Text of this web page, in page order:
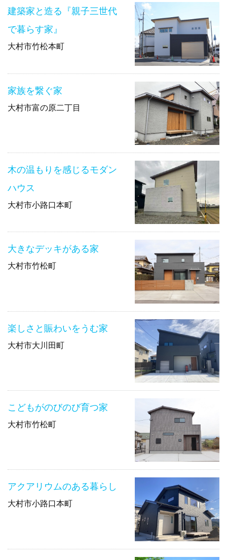
建築家と造る『親子三世代
で暮らす家』
大村市竹松本町
家族を繋ぐ家
大村市富の原二丁目
木の温もりを感じるモダン
ハウス
大村市小路口本町
大きなデッキがある家
大村市竹松町
楽しさと賑わいをうむ家
大村市大川田町
こどもがのびのび育つ家
大村市竹松町
アクアリウムのある暮らし
大村市小路口本町